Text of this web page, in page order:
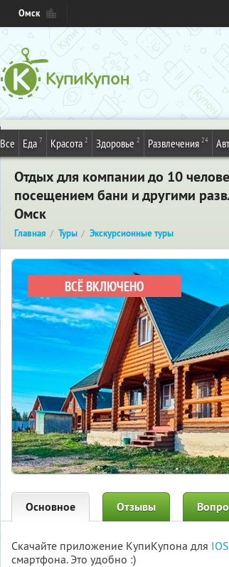
Омск
Все Еда 7 Красота 2 Здоровье 2 Развлечения 24
Отдых для компании до 10
посещением бани и другими
Омск
Главная Туры Экскурсионные туры
Основное Отзывы
Скачайте приложение КупиКупона для IOS
смартфона. Это удобно :)